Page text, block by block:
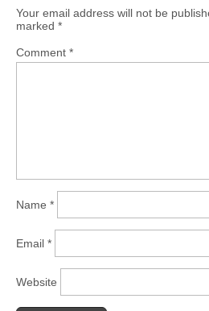
Your email address will not be
marked *
Comment *
Name *
Email *
Website